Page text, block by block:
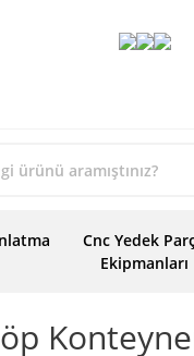
Cnc Yedek
Ekipmanları